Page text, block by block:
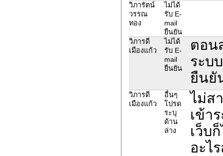
วิภารัตน์
วรรณ
ทอง
ไม่ได้
รับ E-
mail
ยืนยัน
วิภารดี
เมืองแก้ว
ไม่ได้
รับ E-
mail
ยืนยัน
ตอน
ระบ
ยืนยั
วิภารดี
เมืองแก้ว
อื่นๆ
โปรด
ระบุ
ด้าน
ล่าง
ไม่ส
เข้า
เว็บ
อะไ